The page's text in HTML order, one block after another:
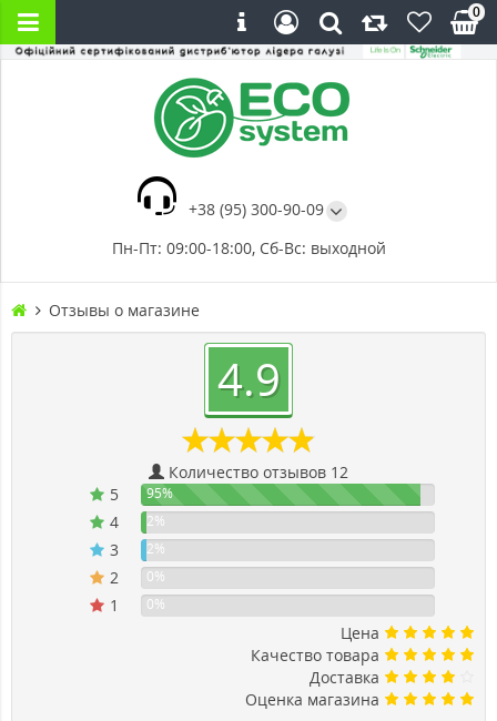
+38 (95) 300-90-09
Пн-Пт: 09:00-18:00, Сб-Вс: выходной
0
Отзывы о магазине
4.9
Количество отзывов 12
5
95%
4 2%
3 2%
2 0%
1 0%
Цена
Качество товара
Доставка
Оценка магазина